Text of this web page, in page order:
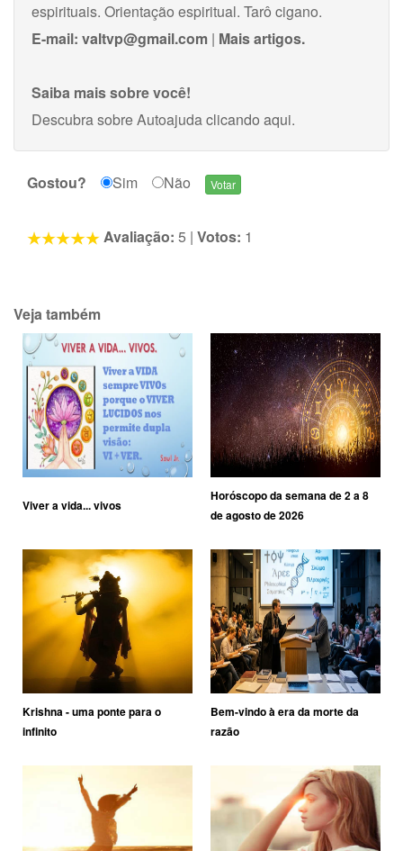
espirituais. Orientação espiritual. Tarô cigano.
E-mail: valtvp@gmail.com | Mais artigos.
Saiba mais sobre você!
Descubra sobre Autoajudaclicando aqui.
Gostou? Sim Não
Avaliação: 5 | Votos: 1
Veja também
Viver a vida... vivos
Horóscopo da semana de 2 a 8
de agosto de 2026
Krishna - uma ponte para o
infinito
Bem-vindo à era da morte da
razão